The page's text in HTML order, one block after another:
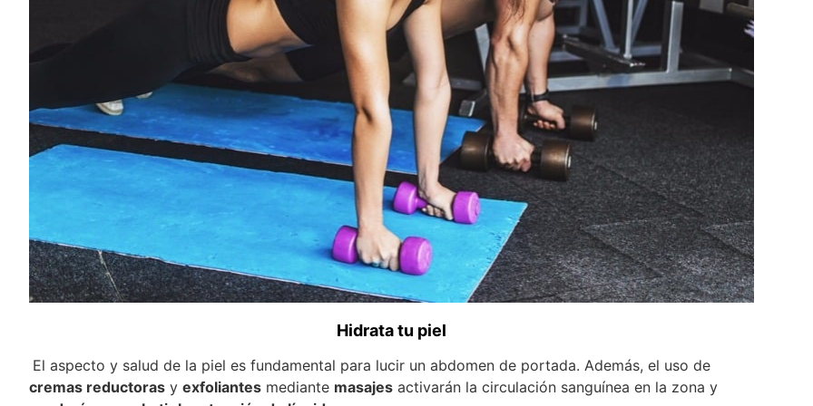
Hidrata tu piel
El aspecto y salud de la piel es fundamental para lucir un abdomen de portada. Además, el uso de
cremas reductoras y exfoliantes mediante masajes activarán la circulación sanguínea en la zona y